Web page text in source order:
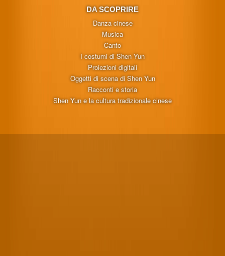
DA SCOPRIRE
Danza cinese
Musica
Canto
I costumi di Shen Yun
Proiezioni digitali
Oggetti di scena di Shen Yun
Racconti e storia
Shen Yun e la cultura tradizionale cinese